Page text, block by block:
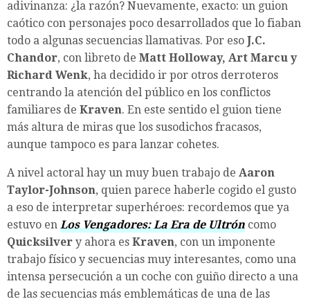
adivinanza: ¿la razón? Nuevamente, exacto: un guion
caótico con personajes poco desarrollados que lo fiaban
todo a algunas secuencias llamativas. Por eso J.C.
Chandor, con libreto de Matt Holloway, Art Marcu y
Richard Wenk, ha decidido ir por otros derroteros
centrando la atención del público en los conflictos
familiares de Kraven. En este sentido el guion tiene
más altura de miras que los susodichos fracasos,
aunque tampoco es para lanzar cohetes.
A nivel actoral hay un muy buen trabajo de Aaron
Taylor-Johnson, quien parece haberle cogido el gusto
a eso de interpretar superhéroes: recordemos que ya
estuvo en Los Vengadores: La Era de Ultrón como
Quicksilver y ahora es Kraven, con un imponente
trabajo físico y secuencias muy interesantes, como una
intensa persecución a un coche con guiño directo a una
de las secuencias más emblemáticas de una de las